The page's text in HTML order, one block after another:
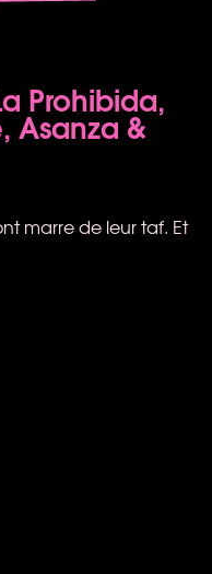
Prohibida,
Asanza &
marre de leur taf. Et